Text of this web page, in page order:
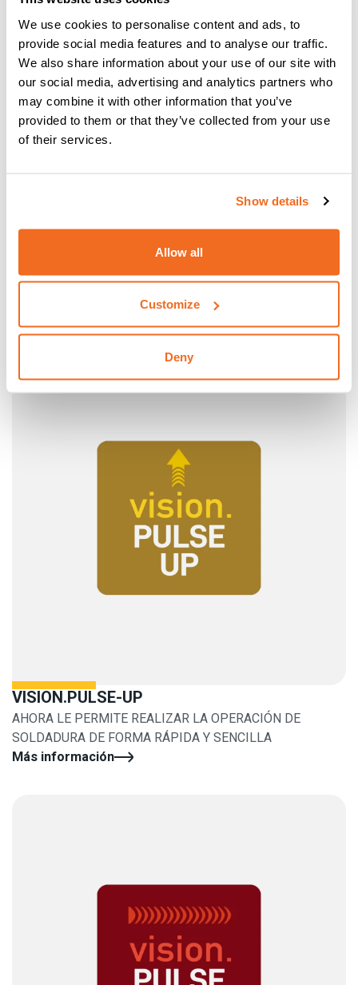
We use cookies to personalise content and ads, to
provide social media features and to analyse our traffic.
We also share information about your use of our site with
our social media, advertising and analytics partners who
may combine it with other information that you’ve
provided to them or that they’ve collected from your use
of their services.
Show details
Allow all
Customize
Deny
AHORA LE PERMITE REALIZAR LA OPERACIÓN DE
VISION.PULSE-UP
AHORA LE PERMITE REALIZAR LA OPERACIÓN DE
SOLDADURA DE FORMA RÁPIDA Y SENCILLA
Más información